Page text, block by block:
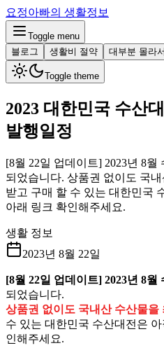
요정아빠의 생활정보
Toggle menu
블로그
생활비 절약 대부분 몰라
Toggle theme
2023 대한민국 수산
발행일정
[8월 22일 업데이트] 2023년 8
되었습니다. 상품권 없이도 국
받고 구매 할 수 있는 대한민국
아래 링크 확인해주세요.
생활 정보
2023년 8월 22일
[8월 22일 업데이트] 2023년 8
되었습니다.
상품권 없이도 국내산 수산물을
수 있는 대한민국 수산대전은
인해주세요.